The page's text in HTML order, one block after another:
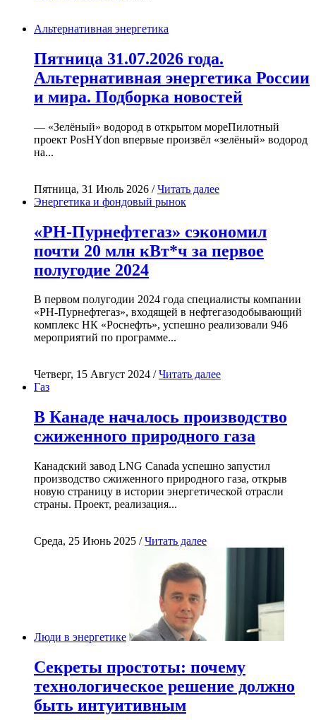
Альтернативная энергетика
Пятница 31.07.2026 года.
Альтернативная энергетика России
и мира. Подборка новостей
— «Зелёный» водород в открытом мореПилотный
проект PosHYdon впервые произвёл «зелёный» водород
на...
Пятница, 31 Июль 2026 /Читать далее
Энергетика и фондовый рынок
«РН-Пурнефтегаз» сэкономил
почти 20 млн кВт*ч за первое
полугодие 2024
В первом полугодии 2024 года специалисты компании
«РН-Пурнефтегаз», входящей в нефтегазодобывающий
комплекс НК «Роснефть», успешно реализовали 946
мероприятий по программе...
Четверг, 15 Август 2024 /Читать далее
Газ
В Канаде началось производство
сжиженного природного газа
Канадский завод LNG Canada успешно запустил
производство сжиженного природного газа, открыв
новую страницу в истории энергетической отрасли
страны. Проект, реализация...
Среда, 25 Июнь 2025 /Читать далее
Люди в энергетике
Секреты простоты: почему
технологическое решение должно
быть интуитивным